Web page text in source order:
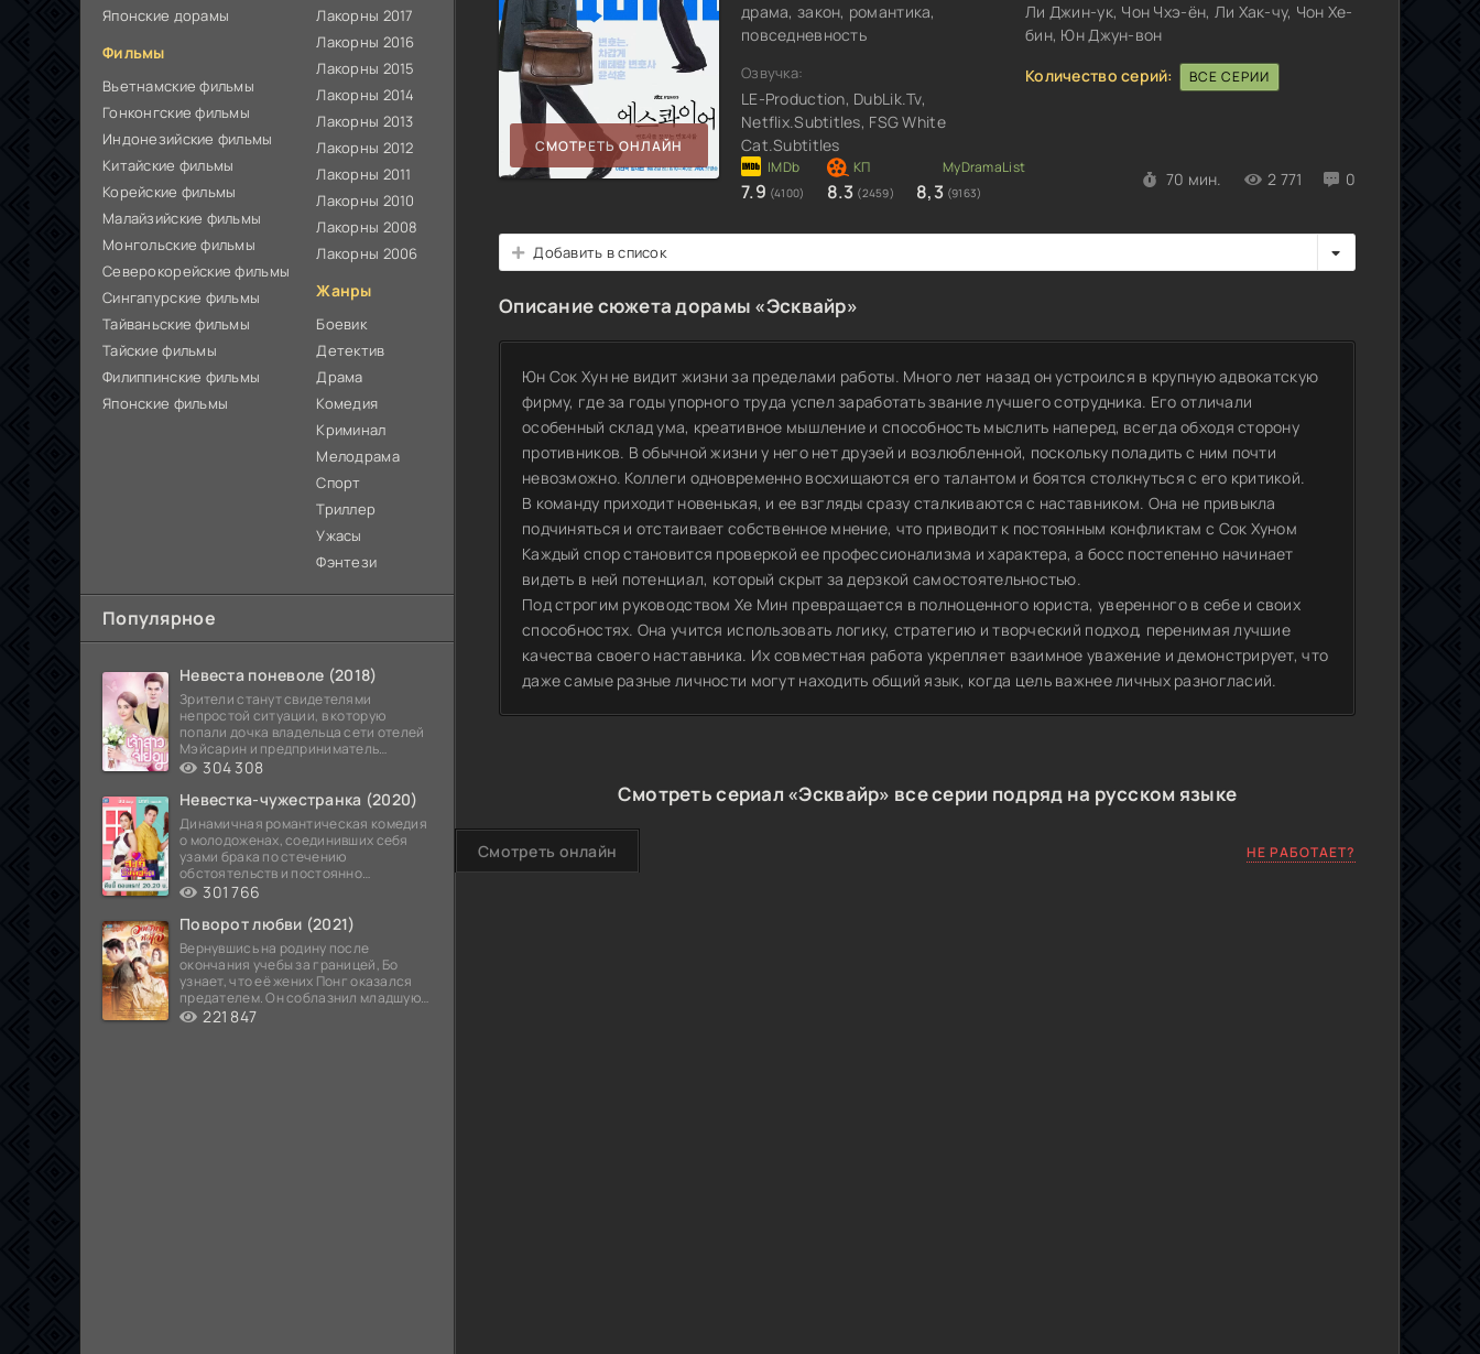
Японские дорамы
Фильмы
Вьетнамские фильмы
Гонконгские фильмы
Индонезийские фильмы
Китайские фильмы
Корейские фильмы
Малайзийские фильмы
Монгольские фильмы
Северокорейские фильмы
Сингапурские фильмы
Тайваньские фильмы
Тайские фильмы
Филиппинские фильмы
Японские фильмы
Лакорны 2017
Лакорны 2016
Лакорны 2015
Лакорны 2014
Лакорны 2013
Лакорны 2012
Лакорны 2011
Лакорны 2010
Лакорны 2008
Лакорны 2006
Жанры
Боевик
Детектив
Драма
Комедия
Криминал
Мелодрама
Спорт
Триллер
Ужасы
Фэнтези
Популярное
Невеста поневоле (2018)
Зрители станут свидетелями
непростой ситуации, в которую
попали дочка владельца сети отелей
Мэйсарин и предприниматель
Кетдэн. Обоих главных героев
304 308
Невестка-чужестранка (2020)
Динамичная романтическая комедия
о молодоженах, соединивших себя
узами брака по стечению
обстоятельств и постоянно
попадающих в курьезные ситуации...
301 766
Поворот любви (2021)
Вернувшись на родину после
окончания учебы за границей, Бо
узнает, что её жених Понг оказался
предателем. Он соблазнил младшую
сестру хозяина
221 847
СМОТРЕТЬ ОНЛАЙН
драма, закон, романтика,
повседневность
Озвучка:
LE-Production, DubLik.Tv,
Netflix.Subtitles, FSG White
Cat.Subtitles
7.9 (4100) 8.3 (2459) 8,3 (9163)
70 мин. 2 771 0
Ли Джин-ук, Чон Чхэ-ён, Ли Хак-чу, Чон Хе-
бин, Юн Джун-вон
Количество серий:
ВСЕ СЕРИИ
Добавить в список
Описание сюжета дорамы «Эсквайр»
Юн Сок Хун не видит жизни за пределами работы. Много лет назад он устроился в крупную адвокатскую
фирму, где за годы упорного труда успел заработать звание лучшего сотрудника. Его отличали
особенный склад ума, креативное мышление и способность мыслить наперед, всегда обходя сторону
противников. В обычной жизни у него нет друзей и возлюбленной, поскольку поладить с ним почти
невозможно. Коллеги одновременно восхищаются его талантом и боятся столкнуться с его критикой.
В команду приходит новенькая, и ее взгляды сразу сталкиваются с наставником. Она не привыкла
подчиняться и отстаивает собственное мнение, что приводит к постоянным конфликтам с Сок Хуном
Каждый спор становится проверкой ее профессионализма и характера, а босс постепенно начинает
видеть в ней потенциал, который скрыт за дерзкой самостоятельностью.
Под строгим руководством Хе Мин превращается в полноценного юриста, уверенного в себе и своих
способностях. Она учится использовать логику, стратегию и творческий подход, перенимая лучшие
качества своего наставника. Их совместная работа укрепляет взаимное уважение и демонстрирует, что
даже самые разные личности могут находить общий язык, когда цель важнее личных разногласий.
Смотреть сериал «Эсквайр» все серии подряд на русском языке
Смотреть онлайн НЕ РАБОТАЕТ?